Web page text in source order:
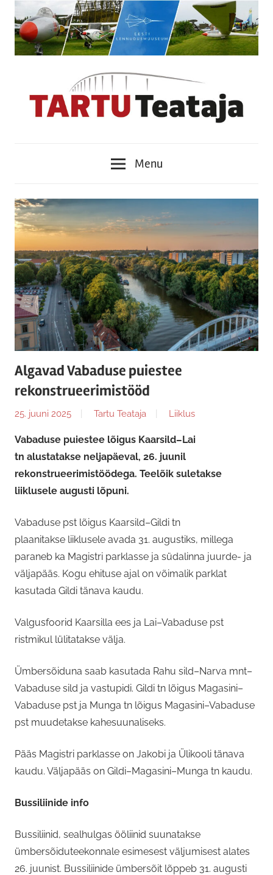
content
Menu
Algavad Vabaduse puiestee
rekonstrueerimistööd
25. juuni 2025 Tartu Teataja Liiklus
Vabaduse puiestee lõigus Kaarsild–Lai
tn alustatakse neljapäeval, 26. juunil
rekonstrueerimistöödega. Teelõik suletakse
liiklusele augusti lõpuni.
Vabaduse pst lõigus Kaarsild–Gildi tn
plaanitakse liiklusele avada 31. augustiks, millega
paraneb ka Magistri parklasse ja südalinna juurde- ja
väljapääs. Kogu ehituse ajal on võimalik parklat
kasutada Gildi tänava kaudu.
Valgusfoorid Kaarsilla ees ja Lai–Vabaduse pst
ristmikul lülitatakse välja.
Ümbersõiduna saab kasutada Rahu sild–Narva mnt–
Vabaduse sild ja vastupidi. Gildi tn lõigus Magasini–
Vabaduse pst ja Munga tn lõigus Magasini–Vabaduse
pst muudetakse kahesuunaliseks.
Pääs Magistri parklasse on Jakobi ja Ülikooli tänava
kaudu. Väljapääs on Gildi–Magasini–Munga tn kaudu.
Bussiliinide info
Bussiliinid, sealhulgas ööliinid suunatakse
ümbersõiduteekonnale esimesest väljumisest alates
26. juunist. Bussiliinide ümbersõit lõppeb 31. augusti